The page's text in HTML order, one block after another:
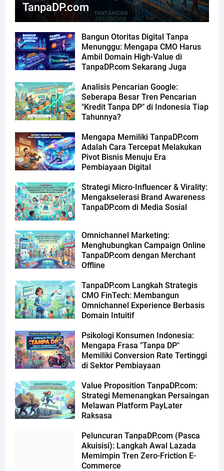
TanpaDP.com
Bangun Otoritas Digital Tanpa
Menunggu: Mengapa CMO Harus
Ambil Domain High-Value di
TanpaDP.com Sekarang Juga
Analisis Pencarian Google:
Seberapa Besar Tren Pencarian
"Kredit Tanpa DP" di Indonesia Tiap
Tahunnya?
Mengapa Memiliki TanpaDP.com
Adalah Cara Tercepat Melakukan
Pivot Bisnis Menuju Era
Pembiayaan Digital
Strategi Micro-Influencer & Virality:
Mengakselerasi Brand Awareness
TanpaDP.com di Media Sosial
Omnichannel Marketing:
Menghubungkan Campaign Online
TanpaDP.com dengan Merchant
Offline
TanpaDP.com Langkah Strategis
CMO FinTech: Membangun
Omnichannel Experience Berbasis
Domain Intuitif
Psikologi Konsumen Indonesia:
Mengapa Frasa "Tanpa DP"
Memiliki Conversion Rate Tertinggi
di Sektor Pembiayaan
Value Proposition TanpaDP.com:
Strategi Memenangkan Persaingan
Melawan Platform PayLater
Raksasa
Peluncuran TanpaDP.com (Pasca
Akuisisi): Langkah Awal Lazada
Memimpin Tren Zero-Friction E-
Commerce